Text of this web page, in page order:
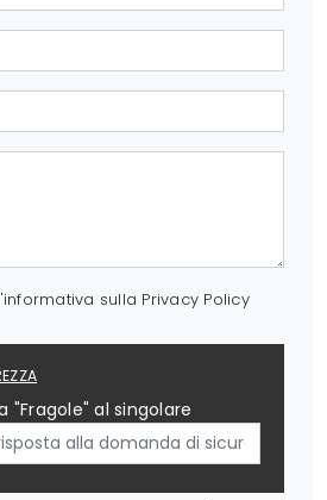
sulla Privacy Policy
"Fragole" al singolare